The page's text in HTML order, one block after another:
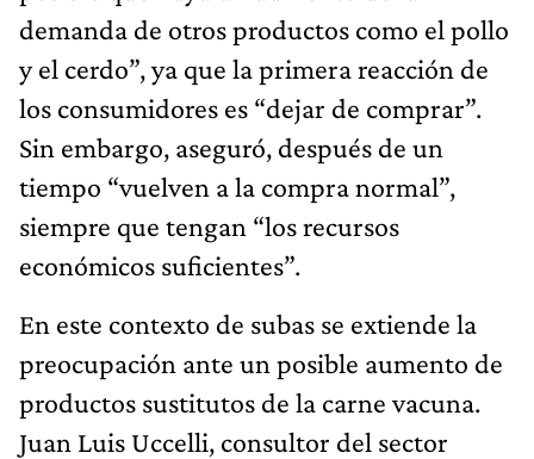
demanda de otros productos como el pollo
y el cerdo”, ya que la primera reacción de
los consumidores es “dejar de comprar”.
Sin embargo, aseguró, después de un
tiempo “vuelven a la compra normal”,
siempre que tengan “los recursos
económicos suficientes”.
En este contexto de subas se extiende la
preocupación ante un posible aumento de
productos sustitutos de la carne vacuna.
Juan Luis Uccelli, consultor del sector